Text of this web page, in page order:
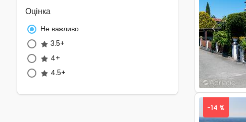
Оцінка
Не важливо
3.5+
4+
4.5+
Previous
-14 %